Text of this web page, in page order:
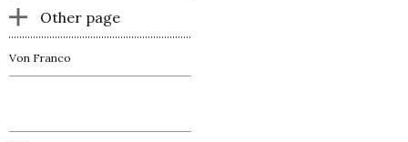
Other page
Von Franco